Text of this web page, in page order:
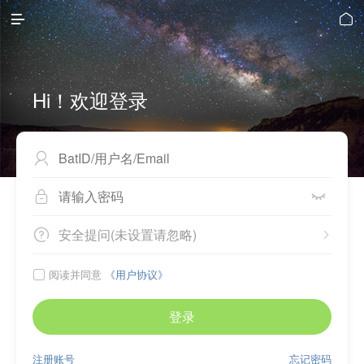
 
Hi！欢迎登录

 
 
安全提问(未设置请忽略)
 阅读并同意 《用户协议》
登录
忘记密码
注册账号